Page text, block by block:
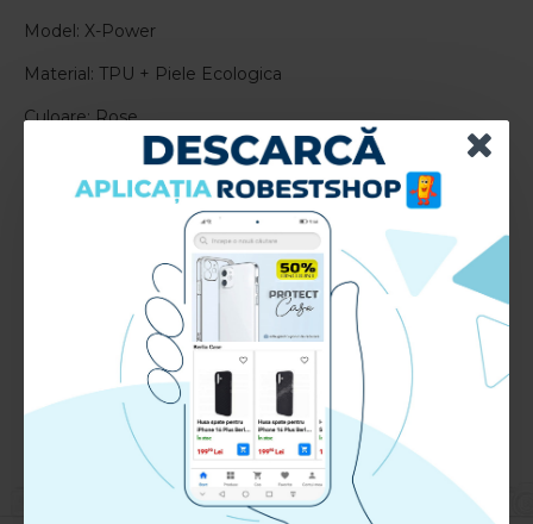
Model: X-Power
Material: TPU + Piele Ecologica
Culoare: Rose
RECENZII CLIENTI:
Nu sunt recenzii la acest produs.
Adauga Recenzie
autentifica-te sau inregistreaza un cont nou
pentru a putea lasa o recenzie
Huse pentru acelasi telefon